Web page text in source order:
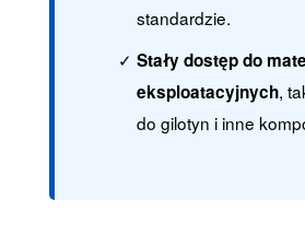
standardzie.
Stały dostęp do
eksploatacyjnych,
do gilotyn i inne